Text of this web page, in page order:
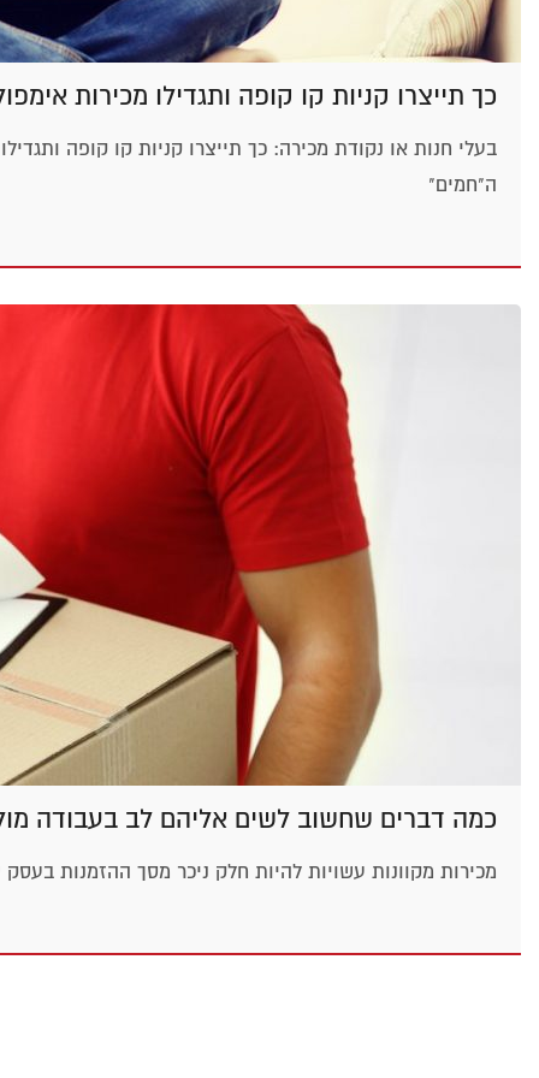
כך תייצרו קניות קו קופה ותגדילו מכירות
בעלי חנות או נקודת מכירה: כך תייצרו קניות קו קופה
ה"חמים"
כמה דברים שחשוב לשים אליהם לב בעבודה
מכירות מקוונות עשויות להיות חלק ניכר מסך ההזמנות